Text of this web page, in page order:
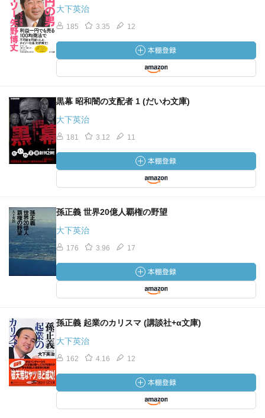
大下英治
185 3.35 12
黒幕 昭和闇の支配者 1 (だいわ文庫)
大下英治
181 3.12 11
孫正義 世界20億人覇権の野望
大下英治
176 3.96 17
孫正義 起業のカリスマ (講談社+α文庫)
大下英治
162 4.16 12